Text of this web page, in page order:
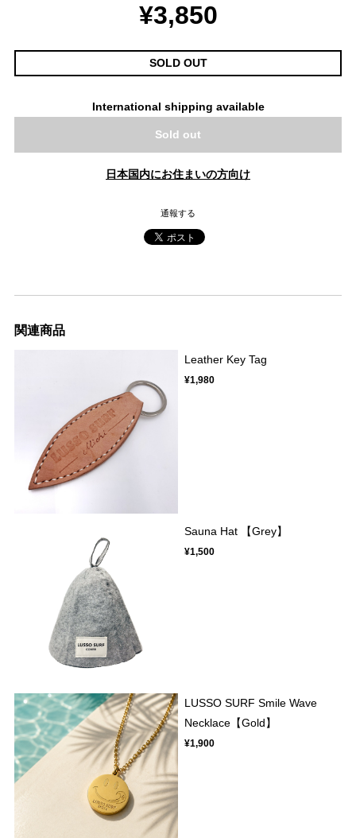
¥3,850
SOLD OUT
International shipping available
Sold out
日本国内にお住まいの方向け
通報する
関連商品
Leather Key Tag
¥1,980
Sauna Hat 【Grey】
¥1,500
LUSSO SURF Smile Wave
Necklace【Gold】
¥1,900